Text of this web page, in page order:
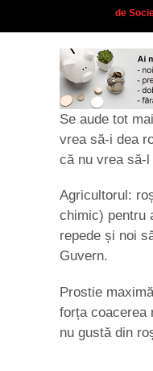
de
Se aude tot
vrea să-i dea
că nu vrea să-
Agricultorul:
chimic) pentru
repede și noi
Guvern.
Prostie
forța coacerea
nu gustă din